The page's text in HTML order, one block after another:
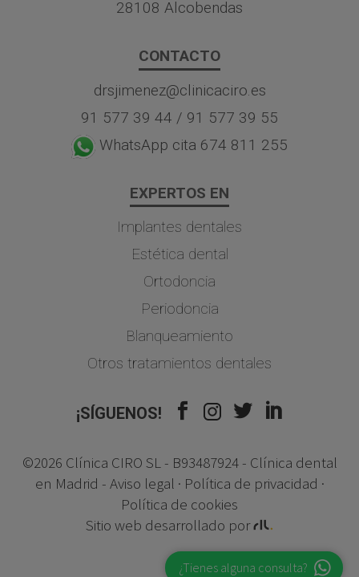
¿Tienes alguna consulta?
28108 Alcobendas
CONTACTO
drsjimenez@clinicaciro.es
91 577 39 44 / 91 577 39 55
WhatsApp cita 674 811 255
EXPERTOS EN
Implantes dentales
Estética dental
Ortodoncia
Periodoncia
Blanqueamiento
Otros tratamientos dentales
¡SÍGUENOS!
©2026 Clínica CIRO SL - B93487924 - Clínica dental
en Madrid - Aviso legal · Política de privacidad ·
Política de cookies
Sitio web desarrollado por